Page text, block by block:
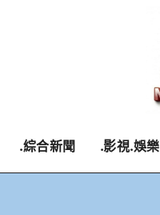
.綜合新聞 .影視.娛樂